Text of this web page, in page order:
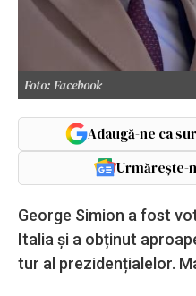
Foto: Facebook
Adaugă-ne ca
Urmărește-
George Simion a fost
Italia și a obținut
tur al prezidențialelor.